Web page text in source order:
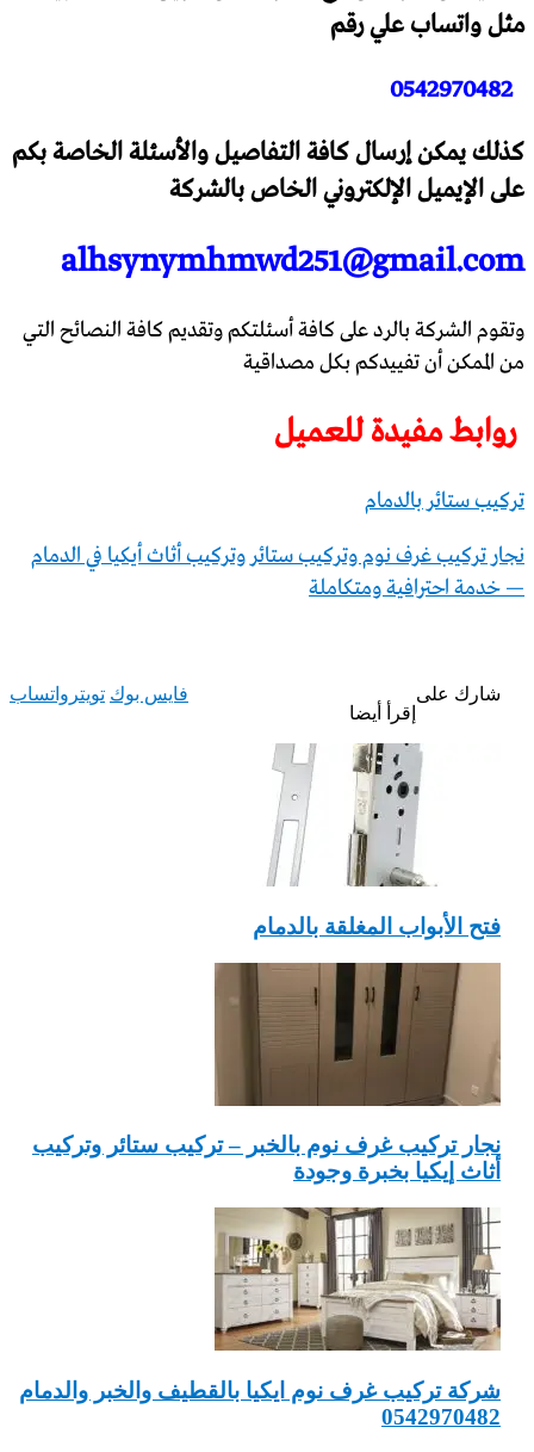
مثل واتساب علي رقم
0542970482
كذلك يمكن إرسال كافة التفاصيل والأسئلة الخاصة بكم
على الإيميل الإلكتروني الخاص بالشركة
alhsynymhmwd251@gmail.com
وتقوم الشركة بالرد على كافة أسئلتكم وتقديم كافة النصائح التي
من الممكن أن تفييدكم بكل مصداقية
‏روابط مفيدة للعميل
‏تركيب ستائر بالدمام
نجار تركيب غرف نوم وتركيب ستائر وتركيب أثاث أيكيا في الدمام
— خدمة احترافية ومتكاملة
شارك على فايس بوك تويتر واتساب
إقرأ أيضا
فتح الأبواب المغلقة بالدمام
نجار تركيب غرف نوم بالخبر – تركيب ستائر وتركيب
أثاث إيكيا بخبرة وجودة
شركة تركيب غرف نوم ايكيا بالقطيف والخبر والدمام
0542970482